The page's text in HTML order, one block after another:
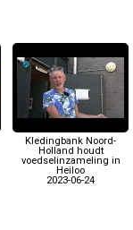
Kledingbank Noord-
Holland houdt
voedselinzameling in
Heiloo
2023-06-24